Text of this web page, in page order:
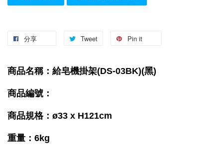
分享 Tweet Pin it
商品名稱：給皂機掛架(DS-03BK)(黑)
商品編號：
商品規格：ø33 x H121cm
重量：6kg